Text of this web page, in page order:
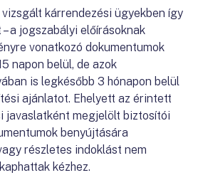
kárrendezési ügyekben így
a jogszabályi előírásoknak
vonatkozó dokumentumok
napon belül, de azok
is legkésőbb 3 hónapon belül
ajánlatot. Ehelyett az érintett
javaslatként megjelölt biztosítói
benyújtására
részletes indoklást nem
kézhez.